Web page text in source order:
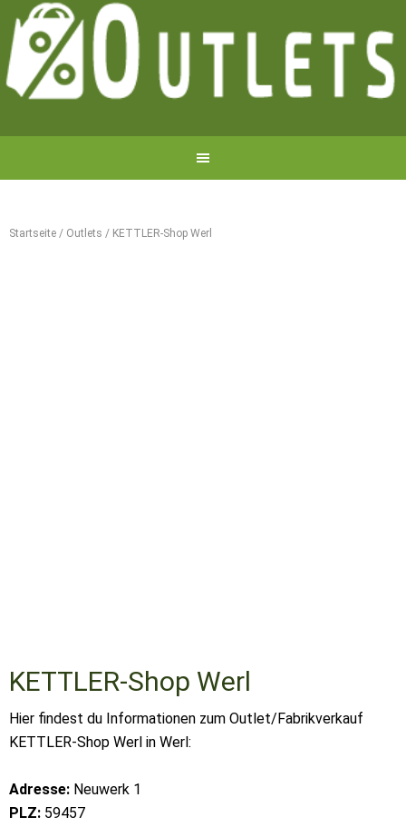
Startseite / Outlets / KETTLER-Shop Werl
KETTLER-Shop Werl
Hier findest du Informationen zum Outlet/Fabrikverkauf
KETTLER-Shop Werl in Werl:
Adresse: Neuwerk 1
PLZ: 59457